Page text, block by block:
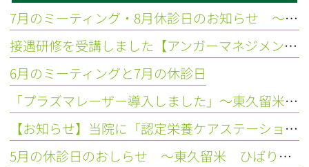
7月のミーティング・8月休診日のお知らせ ～東久留米 ひばりの森歯科～
接遇研修を受講しました【アンガーマネジメント】
6月のミーティングと7月の休診日
「プラズマレーザー導入しました」～東久留米 ひばりの森歯科～
【お知らせ】当院に「認定栄養ケアステーションひばり相談室」が誕生しました！
5月の休診日のおしらせ ～東久留米 ひばりの森歯科～